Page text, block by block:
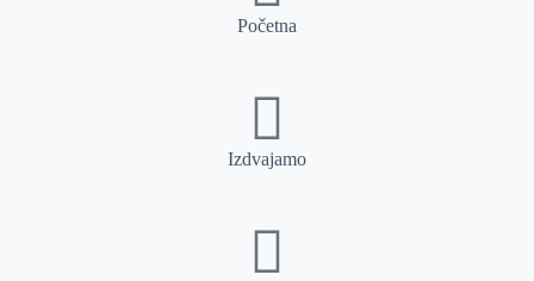
Početna
Izdvajamo